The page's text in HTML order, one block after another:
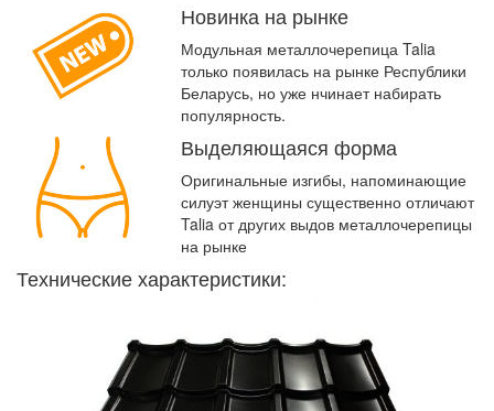
Новинка на рынке
Модульная металлочерепица Talia
только появилась на рынке Республики
Беларусь, но уже нчинает набирать
популярность.
Выделяющаяся форма
Оригинальные изгибы, напоминающие
силуэт женщины существенно отличают
Talia от других выдов металлочерепицы
на рынке
Технические характеристики: